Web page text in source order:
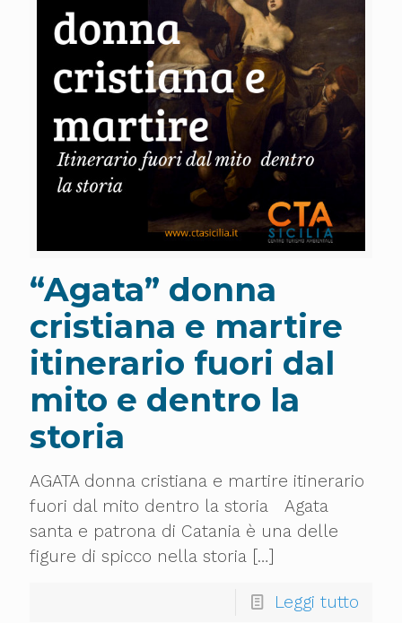
“Agata” donna
cristiana e martire
itinerario fuori dal
mito e dentro la
storia
AGATA donna cristiana e martire itinerario
fuori dal mito dentro la storia Agata
santa e patrona di Catania è una delle
figure di spicco nella storia […]
Leggi tutto